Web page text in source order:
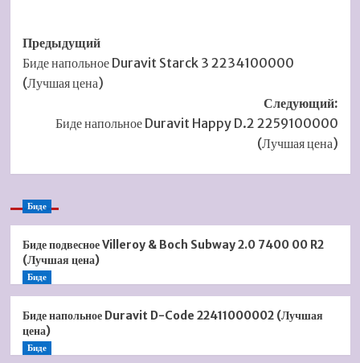
Навигация
записи
Предыдущий
Биде напольное Duravit Starck 3 2234100000
(Лучшая цена)
Следующий:
Биде напольное Duravit Happy D.2 2259100000
(Лучшая цена)
Биде
Биде подвесное Villeroy & Boch Subway 2.0 7400 00 R2
(Лучшая цена)
Биде
Биде напольное Duravit D-Code 22411000002 (Лучшая
цена)
Биде